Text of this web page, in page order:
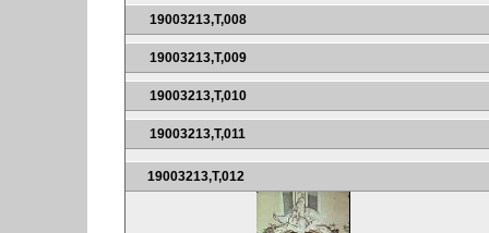
19003213,T,008
19003213,T,009
19003213,T,010
19003213,T,011
19003213,T,012